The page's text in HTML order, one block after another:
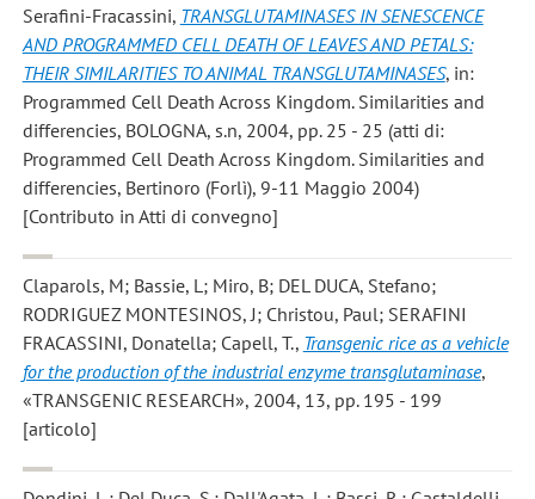
Serafini-Fracassini, TRANSGLUTAMINASES IN SENESCENCE
AND PROGRAMMED CELL DEATH OF LEAVES AND PETALS:
THEIR SIMILARITIES TO ANIMAL TRANSGLUTAMINASES, in:
Programmed Cell Death Across Kingdom. Similarities and
differencies, BOLOGNA, s.n, 2004, pp. 25 - 25 (atti di:
Programmed Cell Death Across Kingdom. Similarities and
differencies, Bertinoro (Forlì), 9-11 Maggio 2004)
[Contributo in Atti di convegno]
Claparols, M; Bassie, L; Miro, B; DEL DUCA, Stefano;
RODRIGUEZ MONTESINOS, J; Christou, Paul; SERAFINI
FRACASSINI, Donatella; Capell, T., Transgenic rice as a vehicle
for the production of the industrial enzyme transglutaminase,
«TRANSGENIC RESEARCH», 2004, 13, pp. 195 - 199
[articolo]